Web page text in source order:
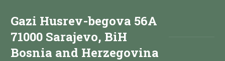
Gazi Husrev-begova 56A
71000 Sarajevo, BiH
Bosnia and Herzegovina